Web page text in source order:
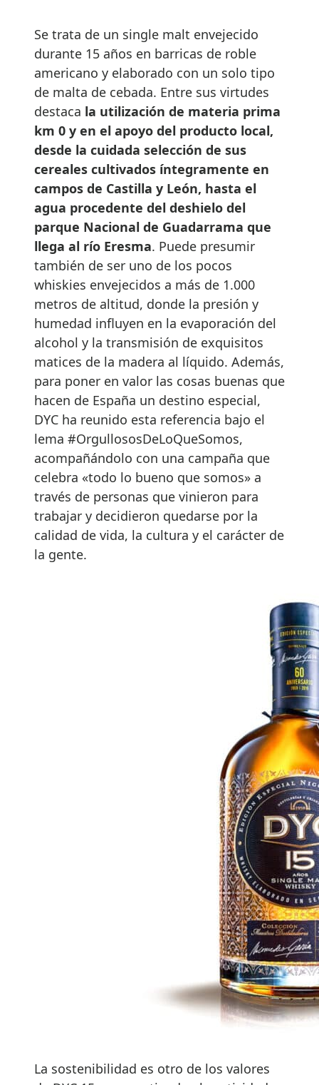
Se trata de un single malt envejecido
durante 15 años en barricas de roble
americano y elaborado con un solo tipo
de malta de cebada. Entre sus virtudes
destaca la utilización de materia prima
km 0 y en el apoyo del producto local,
desde la cuidada selección de sus
cereales cultivados íntegramente en
campos de Castilla y León, hasta el
agua procedente del deshielo del
parque Nacional de Guadarrama que
llega al río Eresma. Puede presumir
también de ser uno de los pocos
whiskies envejecidos a más de 1.000
metros de altitud, donde la presión y
humedad influyen en la evaporación del
alcohol y la transmisión de exquisitos
matices de la madera al líquido. Además,
para poner en valor las cosas buenas que
hacen de España un destino especial,
DYC ha reunido esta referencia bajo el
lema #OrgullososDeLoQueSomos,
acompañándolo con una campaña que
celebra «todo lo bueno que somos» a
través de personas que vinieron para
trabajar y decidieron quedarse por la
calidad de vida, la cultura y el carácter de
la gente.
La sostenibilidad es otro de los valores